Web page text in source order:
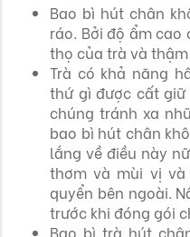
Bao bì hút chân
ráo. Bởi độ ẩm
thọ của trà và thậm
Trà có khả năng
thứ gì được cất
chúng tránh xa
bao bì hút chân
lắng về điều này
thơm và mùi vị
quyển bên ngoài.
trước khi đóng gói
Bao bì trà hút